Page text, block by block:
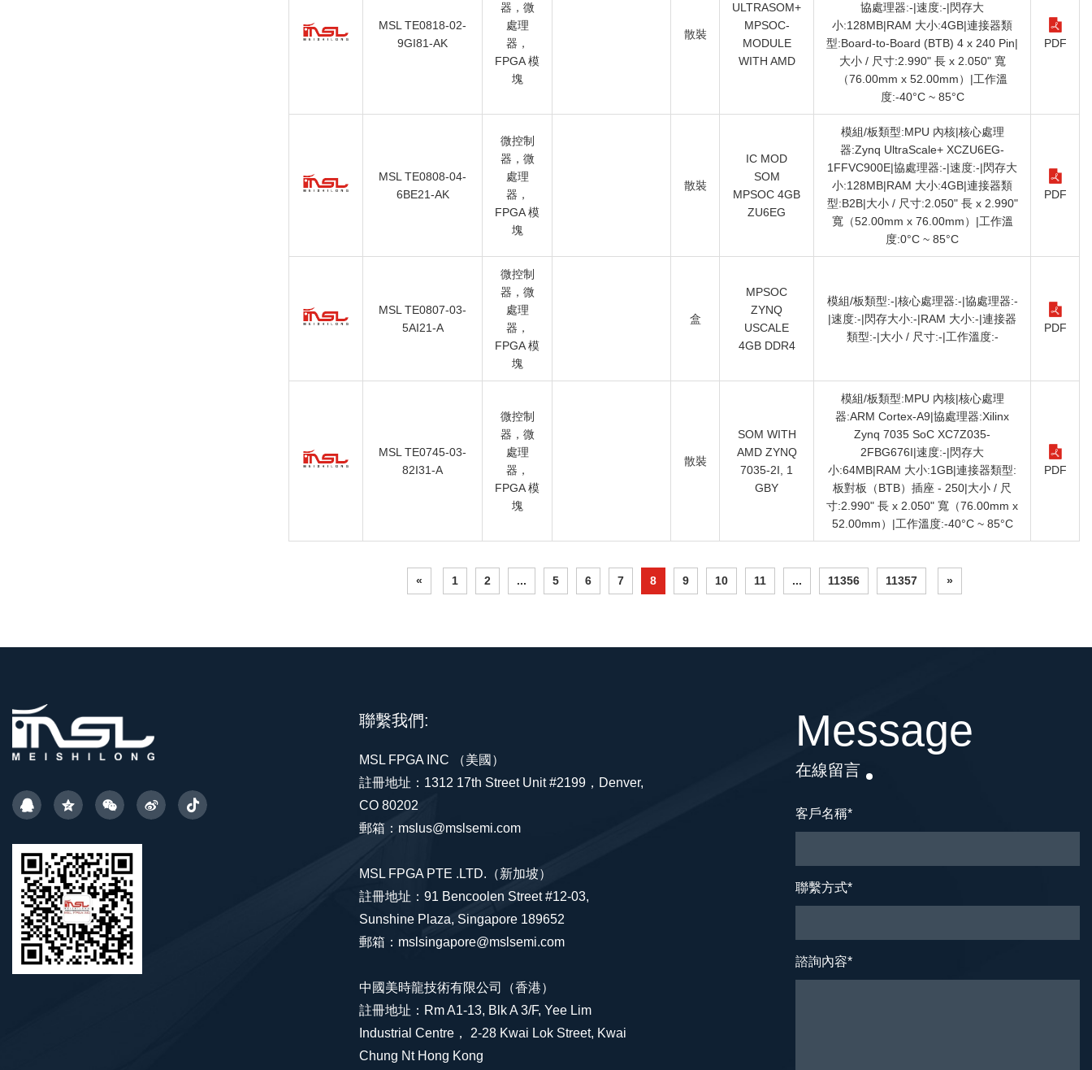
MSL TE0818-02-
9GI81-AK
器，微
處理
器，
FPGA 模
塊
散裝
ULTRASOM+
MPSOC-
MODULE
WITH AMD
協處理器:-|速度:-|閃存大
小:128MB|RAM 大小:4GB|連接器類
型:Board-to-Board (BTB) 4 x 240 Pin|
大小 / 尺寸:2.990" 長 x 2.050" 寬
（76.00mm x 52.00mm）|工作溫
度:-40°C ~ 85°C
PDF
MSL TE0808-04-
6BE21-AK
微控制
器，微
處理
器，
FPGA 模
塊
散裝
IC MOD
SOM
MPSOC 4GB
ZU6EG
模組/板類型:MPU 內核|核心處理
器:Zynq UltraScale+ XCZU6EG-
1FFVC900E|協處理器:-|速度:-|閃存大
小:128MB|RAM 大小:4GB|連接器類
型:B2B|大小 / 尺寸:2.050" 長 x 2.990"
寬（52.00mm x 76.00mm）|工作溫
度:0°C ~ 85°C
PDF
MSL TE0807-03-
5AI21-A
微控制
器，微
處理
器，
FPGA 模
塊
盒
MPSOC
ZYNQ
USCALE
4GB DDR4
模組/板類型:-|核心處理器:-|協處理器:-
|速度:-|閃存大小:-|RAM 大小:-|連接器
類型:-|大小 / 尺寸:-|工作溫度:-
PDF
MSL TE0745-03-
82I31-A
微控制
器，微
處理
器，
FPGA 模
塊
散裝
SOM WITH
AMD ZYNQ
7035-2I, 1
GBY
模組/板類型:MPU 內核|核心處理
器:ARM Cortex-A9|協處理器:Xilinx
Zynq 7035 SoC XC7Z035-
2FBG676I|速度:-|閃存大
小:64MB|RAM 大小:1GB|連接器類型:
板對板（BTB）插座 - 250|大小 / 尺
寸:2.990" 長 x 2.050" 寬（76.00mm x
52.00mm）|工作溫度:-40°C ~ 85°C
PDF
« 1 2 ... 5 6 7 8 9 10 11 ... 11356 11357 »
聯繫我們:
MSL FPGA INC （美國）
註冊地址：1312 17th Street Unit #2199，Denver,
CO 80202
郵箱：mslus@mslsemi.com
MSL FPGA PTE .LTD.（新加坡）
註冊地址：91 Bencoolen Street #12-03,
Sunshine Plaza, Singapore 189652
郵箱：mslsingapore@mslsemi.com
中國美時龍技術有限公司（香港）
註冊地址：Rm A1-13, Blk A 3/F, Yee Lim
Industrial Centre， 2-28 Kwai Lok Street, Kwai
Chung Nt Hong Kong
Message
在線留言
客戶名稱*
聯繫方式*
諮詢內容*